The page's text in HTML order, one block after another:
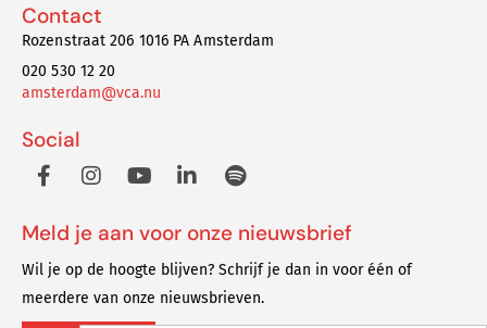
Contact
Rozenstraat 206 1016 PA Amsterdam
020 530 12 20
amsterdam@vca.nu
Social
Meld je aan voor onze nieuwsbrief
Wil je op de hoogte blijven? Schrijf je dan in voor één of
meerdere van onze nieuwsbrieven.